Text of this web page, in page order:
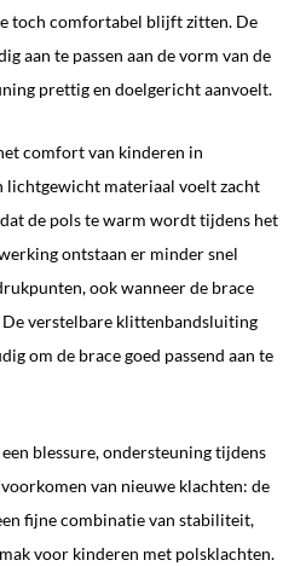
toch comfortabel blijft zitten. De
aan te passen aan de vorm van de
prettig en doelgericht aanvoelt.
comfort van kinderen in
lichtgewicht materiaal voelt zacht
de pols te warm wordt tijdens het
ontstaan er minder snel
ook wanneer de brace
verstelbare klittenbandsluiting
om de brace goed passend aan te
blessure, ondersteuning tijdens
van nieuwe klachten: de
fijne combinatie van stabiliteit,
voor kinderen met polsklachten.